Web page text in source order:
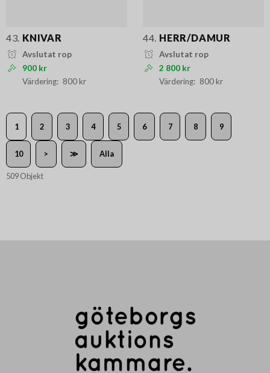
43. KNIVAR
Avslutat rop
900 kr
800 kr
44. HERR/DAMUR
Avslutat rop
2 800 kr
800 kr
1 2 3 4 5 6 7 8 9
10 > ≫ Alla
509 Objekt